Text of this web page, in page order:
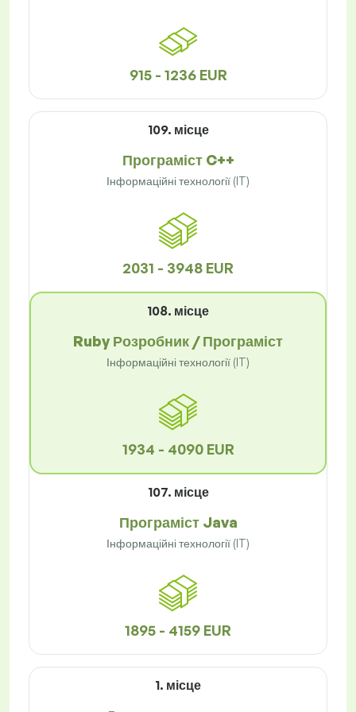
915 - 1236 EUR
109. місце
Програміст C++
Інформаційні технології (IT)
2031 - 3948 EUR
108. місце
Ruby Розробник / Програміст
Інформаційні технології (IT)
1934 - 4090 EUR
107. місце
Програміст Java
Інформаційні технології (IT)
1895 - 4159 EUR
1. місце